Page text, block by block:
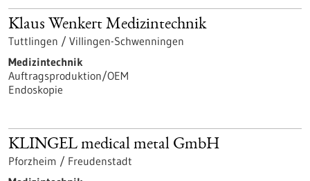
Klaus Wenkert Medizintechnik
Tuttlingen / Villingen-Schwenningen
Medizintechnik
Auftragsproduktion/OEM
Endoskopie
KLINGEL medical metal GmbH
Pforzheim / Freudenstadt